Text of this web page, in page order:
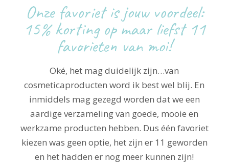
Onze favoriet is jouw voordeel:
15% korting op maar liefst 11
favorieten van moi!
Oké, het mag duidelijk zijn…van
cosmeticaproducten word ik best wel blij. En
inmiddels mag gezegd worden dat we een
aardige verzameling van goede, mooie en
werkzame producten hebben. Dus één favoriet
kiezen was geen optie, het zijn er 11 geworden
en het hadden er nog meer kunnen zijn!